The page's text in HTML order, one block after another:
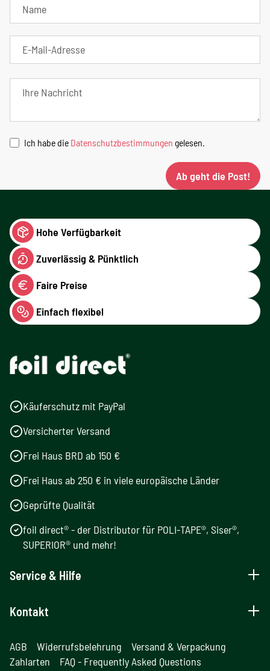
Ich habe die Datenschutzbestimmungen gelesen.
Ab geht die Post!
Hohe Verfügbarkeit
Zuverlässig & Pünktlich
Faire Preise
Einfach flexibel
Käuferschutz mit PayPal
Versicherter Versand
Frei Haus BRD ab 150 €
Frei Haus ab 250 € in viele europäische Länder
Geprüfte Qualität
foil direct® - der Distributor für POLI-TAPE®, Siser®,
SUPERIOR® und mehr!
Service & Hilfe
Kontakt
AGB Widerrufsbelehrung
Versand & Verpackung
Zahlarten
FAQ - Frequently Asked Questions